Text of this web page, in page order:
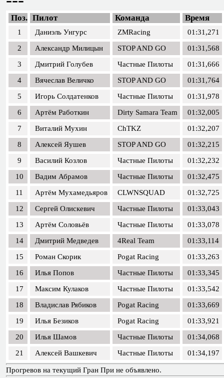
Поз. Пилот Команда Время
1 Даниэль Унгурс ZMRacing
01:31,271
2
Александр Милицын STOP AND GO
01:31,568
3
Дмитрий Голубев Частные Пилоты
01:31,666
4
Вячеслав Величко STOP AND GO
01:31,764
5
Игорь Солдатенков Частные Пилоты
01:31,978
6
Артём Работкин Dirty Samara Team
01:32,005
7
Виталий Мухин ChTKZ
01:32,207
8
Алексей Яушев STOP AND GO
01:32,215
9
Василий Козлов Частные Пилоты
01:32,232
10
Вадим Абрамов Частные Пилоты
01:32,475
11
Артём Мухамедьяров CLWNSQUAD
01:32,725
12
Сергей Олискевич Частные Пилоты
01:33,043
13
Артём Соловьёв Частные Пилоты
01:33,078
14
Дмитрий Медведев 4Real Team
01:33,114
15
Роман Скорик Pogat Racing
01:33,263
16
Илья Попов Частные Пилоты
01:33,345
17
Максим Кулаков Частные Пилоты
01:33,542
18
Владислав Рябиков Pogat Racing
01:33,669
19
Илья Безиков Pogat Racing
01:33,921
20
Илья Шамов Частные Пилоты
01:34,068
21
Алексей Вашкевич Частные Пилоты 01:34,197
Прогревов на текущий Гран При не объявлено.